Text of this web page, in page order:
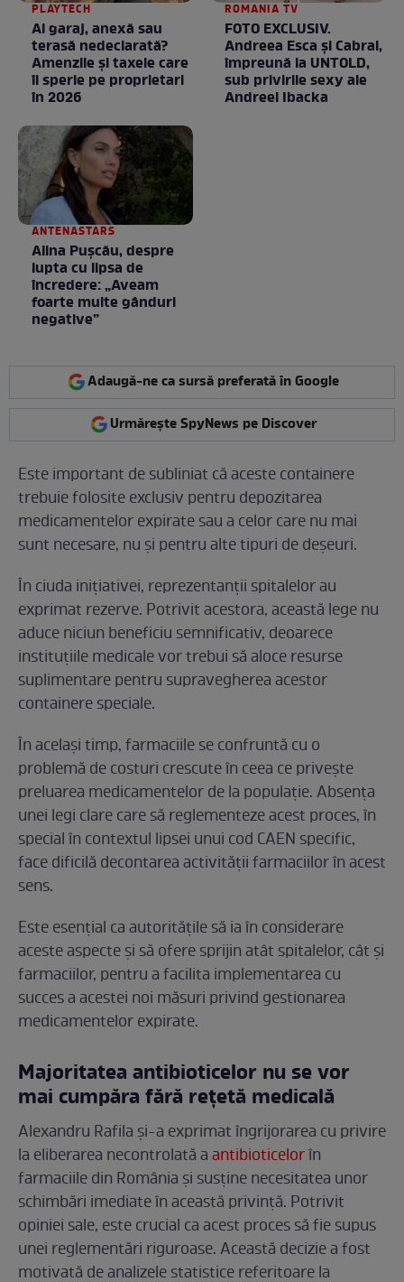
PLAYTECH
Ai garaj, anexă sau
terasă nedeclarată?
Amenzile și taxele care
îi sperie pe proprietari
în 2026
ROMANIA TV
FOTO EXCLUSIV.
Andreea Esca şi Cabral,
împreună la UNTOLD,
sub privirile sexy ale
Andreei Ibacka
ANTENASTARS
Alina Pușcău, despre
lupta cu lipsa de
încredere: „Aveam
foarte multe gânduri
negative”
Adaugă-ne ca sursă preferată în Google
Urmărește SpyNews pe Discover
Este important de subliniat că aceste containere
trebuie folosite exclusiv pentru depozitarea
medicamentelor expirate sau a celor care nu mai
sunt necesare, nu și pentru alte tipuri de deșeuri.
În ciuda inițiativei, reprezentanții spitalelor au
exprimat rezerve. Potrivit acestora, această lege nu
aduce niciun beneficiu semnificativ, deoarece
instituțiile medicale vor trebui să aloce resurse
suplimentare pentru supravegherea acestor
containere speciale.
În același timp, farmaciile se confruntă cu o
problemă de costuri crescute în ceea ce privește
preluarea medicamentelor de la populație. Absența
unei legi clare care să reglementeze acest proces, în
special în contextul lipsei unui cod CAEN specific,
face dificilă decontarea activității farmaciilor în acest
sens.
Este esențial ca autoritățile să ia în considerare
aceste aspecte și să ofere sprijin atât spitalelor, cât și
farmaciilor, pentru a facilita implementarea cu
succes a acestei noi măsuri privind gestionarea
medicamentelor expirate.
Majoritatea antibioticelor nu se vor
mai cumpăra fără rețetă medicală
Alexandru Rafila și-a exprimat îngrijorarea cu privire
la eliberarea necontrolată aantibioticelorîn
farmaciile din România și susține necesitatea unor
schimbări imediate în această privință. Potrivit
opiniei sale, este crucial ca acest proces să fie supus
unei reglementări riguroase. Această decizie a fost
motivată de analizele statistice referitoare la